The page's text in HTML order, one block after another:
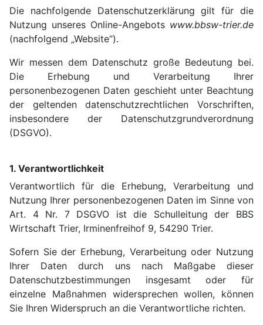
Die nachfolgende Datenschutzerklärung gilt für die
Nutzung unseres Online-Angebots www.bbsw-trier.de
(nachfolgend „Website“).
Wir messen dem Datenschutz große Bedeutung bei.
Die Erhebung und Verarbeitung Ihrer
personenbezogenen Daten geschieht unter Beachtung
der geltenden datenschutzrechtlichen Vorschriften,
insbesondere der Datenschutzgrundverordnung
(DSGVO).
1. Verantwortlichkeit
Verantwortlich für die Erhebung, Verarbeitung und
Nutzung Ihrer personenbezogenen Daten im Sinne von
Art. 4 Nr. 7 DSGVO ist die Schulleitung der BBS
Wirtschaft Trier, Irminenfreihof 9, 54290 Trier.
Sofern Sie der Erhebung, Verarbeitung oder Nutzung
Ihrer Daten durch uns nach Maßgabe dieser
Datenschutzbestimmungen insgesamt oder für
einzelne Maßnahmen widersprechen wollen, können
Sie Ihren Widerspruch an die Verantwortliche richten.